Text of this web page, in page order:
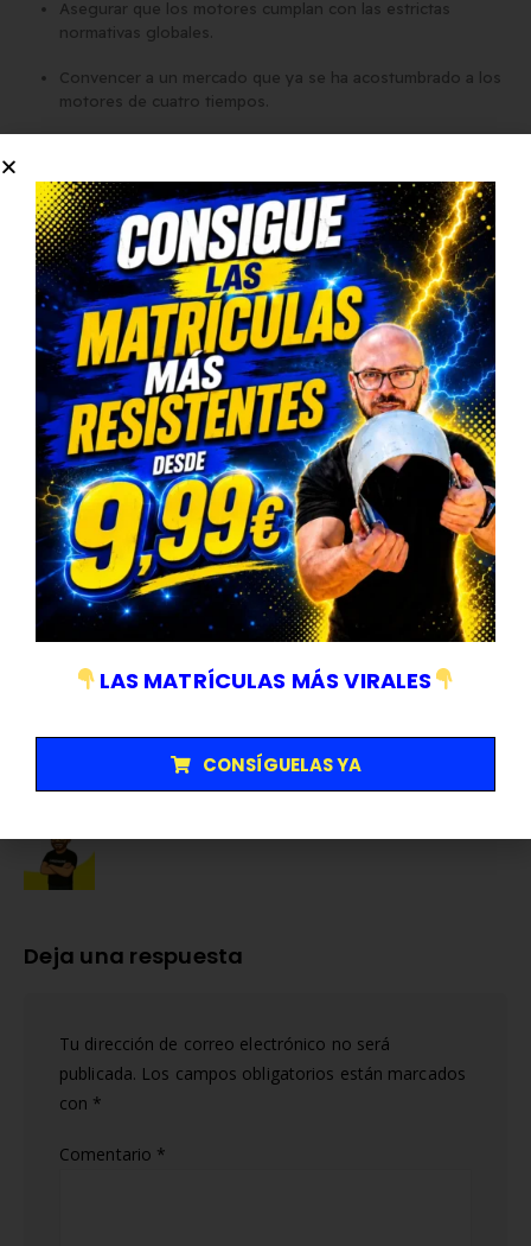
Asegurar que los motores cumplan con las estrictas
normativas globales.
Convencer a un mercado que ya se ha acostumbrado a los
motores de cuatro tiempos.
¿Una nueva era para
Kawasaki?
El regreso de Kawasaki a los motores de dos tiempos podría
marcar una revolución en el sector del motociclismo. Con
tecnología de vanguardia y un enfoque en la sostenibilidad, la
marca japonesa parece estar lista para recuperar la gloria de una
época pasada mientras se adapta a las demandas del presente.
Si eres amante de las motos y la innovación, este es un
momento emocionante para seguir de cerca a Kawasaki.
¿Estamos ante el renacimiento de una leyenda? Solo el tiempo
lo dirá, pero una cosa es segura: la industria del motociclismo
está a punto de vivir un cambio emocionante.
Deja una respuesta
Tu dirección de correo electrónico no será
publicada. Los campos obligatorios están marcados
con *
Comentario *
LAS MATRÍCULAS MÁS VIRALES
CONSÍGUELAS YA